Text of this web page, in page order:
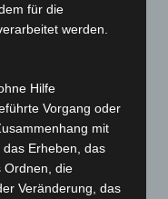
88.000 Freiwillige
in
Hilfe
im Rahmen
für die
werden.
Hilfe
Vorgang oder
mit
Erheben, das
Ordnen, die
Veränderung, das